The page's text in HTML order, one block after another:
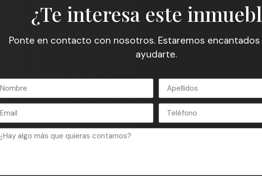
¿Te interesa este
Ponte en contacto con nosotros. Estaremos
ayudarte.